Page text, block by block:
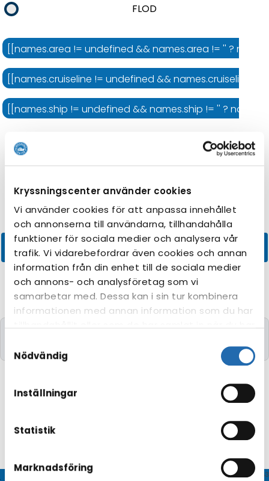
Kryssningscenter använder cookies
Vi använder cookies för att anpassa innehållet
och annonserna till användarna, tillhandahålla
funktioner för sociala medier och analysera vår
trafik. Vi vidarebefordrar även cookies och annan
information från din enhet till de sociala medier
och annons- och analysföretag som vi
samarbetar med. Dessa kan i sin tur kombinera
informationen med annan information som du har
användningen av kakor genom att förändra
Nödvändig
Inställningar
Statistik
Marknadsföring
FLOD
[[names.area != undefined && names.area != '' ?
[[names.cruiseline != undefined && names.cruiseline !=
[[names.ship != undefined && names.ship != '' ?
Kryssningens längd
V4.1663